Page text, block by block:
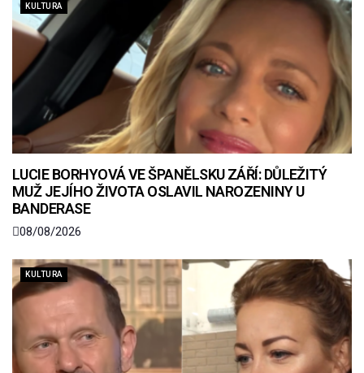
KULTURA
LUCIE BORHYOVÁ VE ŠPANĚLSKU ZÁŘÍ: DŮLEŽITÝ
MUŽ JEJÍHO ŽIVOTA OSLAVIL NAROZENINY U
BANDERASE
08/08/2026
KULTURA